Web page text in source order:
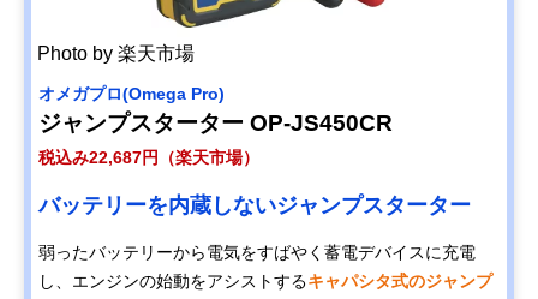
Photo by 楽天市場
オメガプロ(Omega Pro)
ジャンプスターター OP-JS450CR
税込み22,687円（楽天市場）
バッテリーを内蔵しないジャンプスターター
弱ったバッテリーから電気をすばやく蓄電デバイスに充電
し、エンジンの始動をアシストするキャパシタ式のジャンプ